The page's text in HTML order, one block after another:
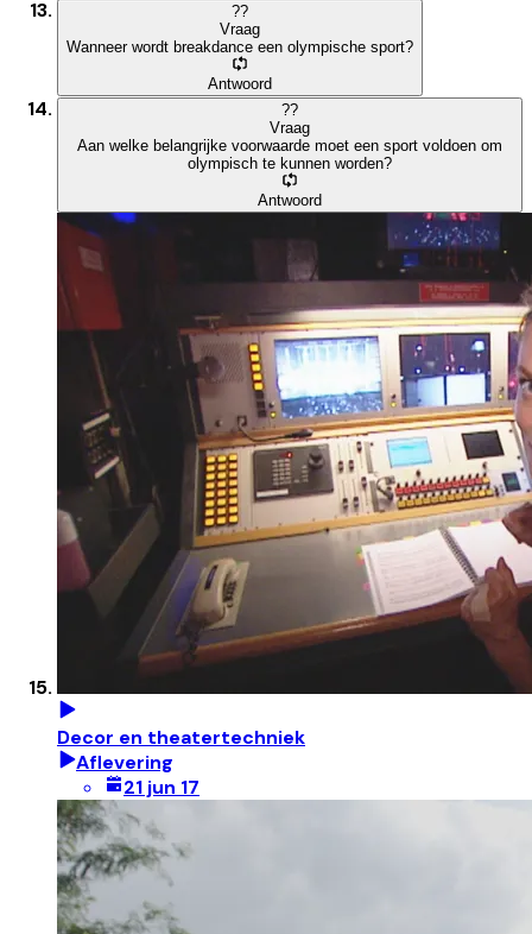
??
Vraag
Wanneer wordt breakdance een olympische sport?
Antwoord
??
Vraag
Aan welke belangrijke voorwaarde moet een sport voldoen om
olympisch te kunnen worden?
Antwoord
Decor en theatertechniek
Aflevering
21 jun 17